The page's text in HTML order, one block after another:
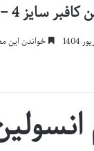
– نقد و بررسی جامع
خواندن این مطلب 14 دقیقه